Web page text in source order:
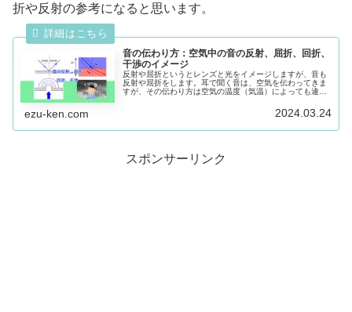
折や反射の参考になると思います。
音の伝わり方：空気中の音の反射、屈折、回折、
干渉のイメージ
反射や屈折というとレンズと光をイメージしますが、音も
反射や屈折をします。耳で聞く音は、空気を伝わってきま
すが、その伝わり方は空気の温度（気温）によっても違っ
ezu-ken.com 2024.03.24
スポンサーリンク